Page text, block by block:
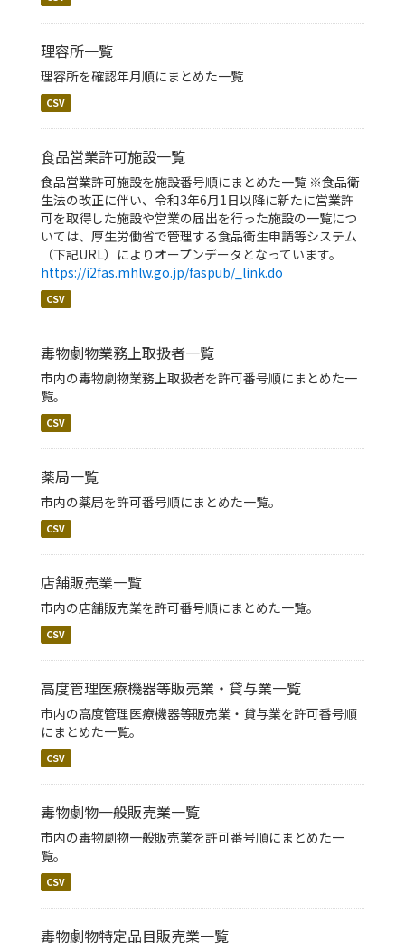
理容所一覧
理容所を確認年月順にまとめた一覧
CSV
食品営業許可施設一覧
食品営業許可施設を施設番号順にまとめた一覧 ※食品衛
生法の改正に伴い、令和3年6月1日以降に新たに営業許
可を取得した施設や営業の届出を行った施設の一覧につ
いては、厚⽣労働省で管理する⾷品衛⽣申請等システム
（下記URL）によりオープンデータとなっています。
https://i2fas.mhlw.go.jp/faspub/_link.do
CSV
毒物劇物業務上取扱者一覧
市内の毒物劇物業務上取扱者を許可番号順にまとめた一
覧。
CSV
薬局一覧
市内の薬局を許可番号順にまとめた一覧。
CSV
店舗販売業一覧
市内の店舗販売業を許可番号順にまとめた一覧。
CSV
高度管理医療機器等販売業・貸与業一覧
市内の高度管理医療機器等販売業・貸与業を許可番号順
にまとめた一覧。
CSV
毒物劇物一般販売業一覧
市内の毒物劇物一般販売業を許可番号順にまとめた一
覧。
CSV
毒物劇物特定品目販売業一覧